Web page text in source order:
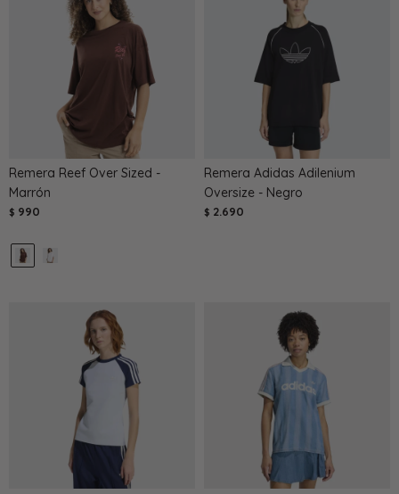
Remera Reef Over Sized -
Marrón
$ 990
Remera Adidas Adilenium
Oversize - Negro
$ 2.690